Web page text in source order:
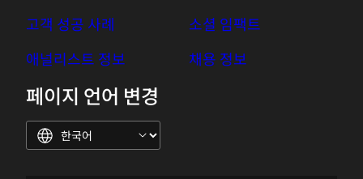
고객 성공 사례
애널리스트 정보
소셜 임팩트
채용 정보
페이지 언어 변경